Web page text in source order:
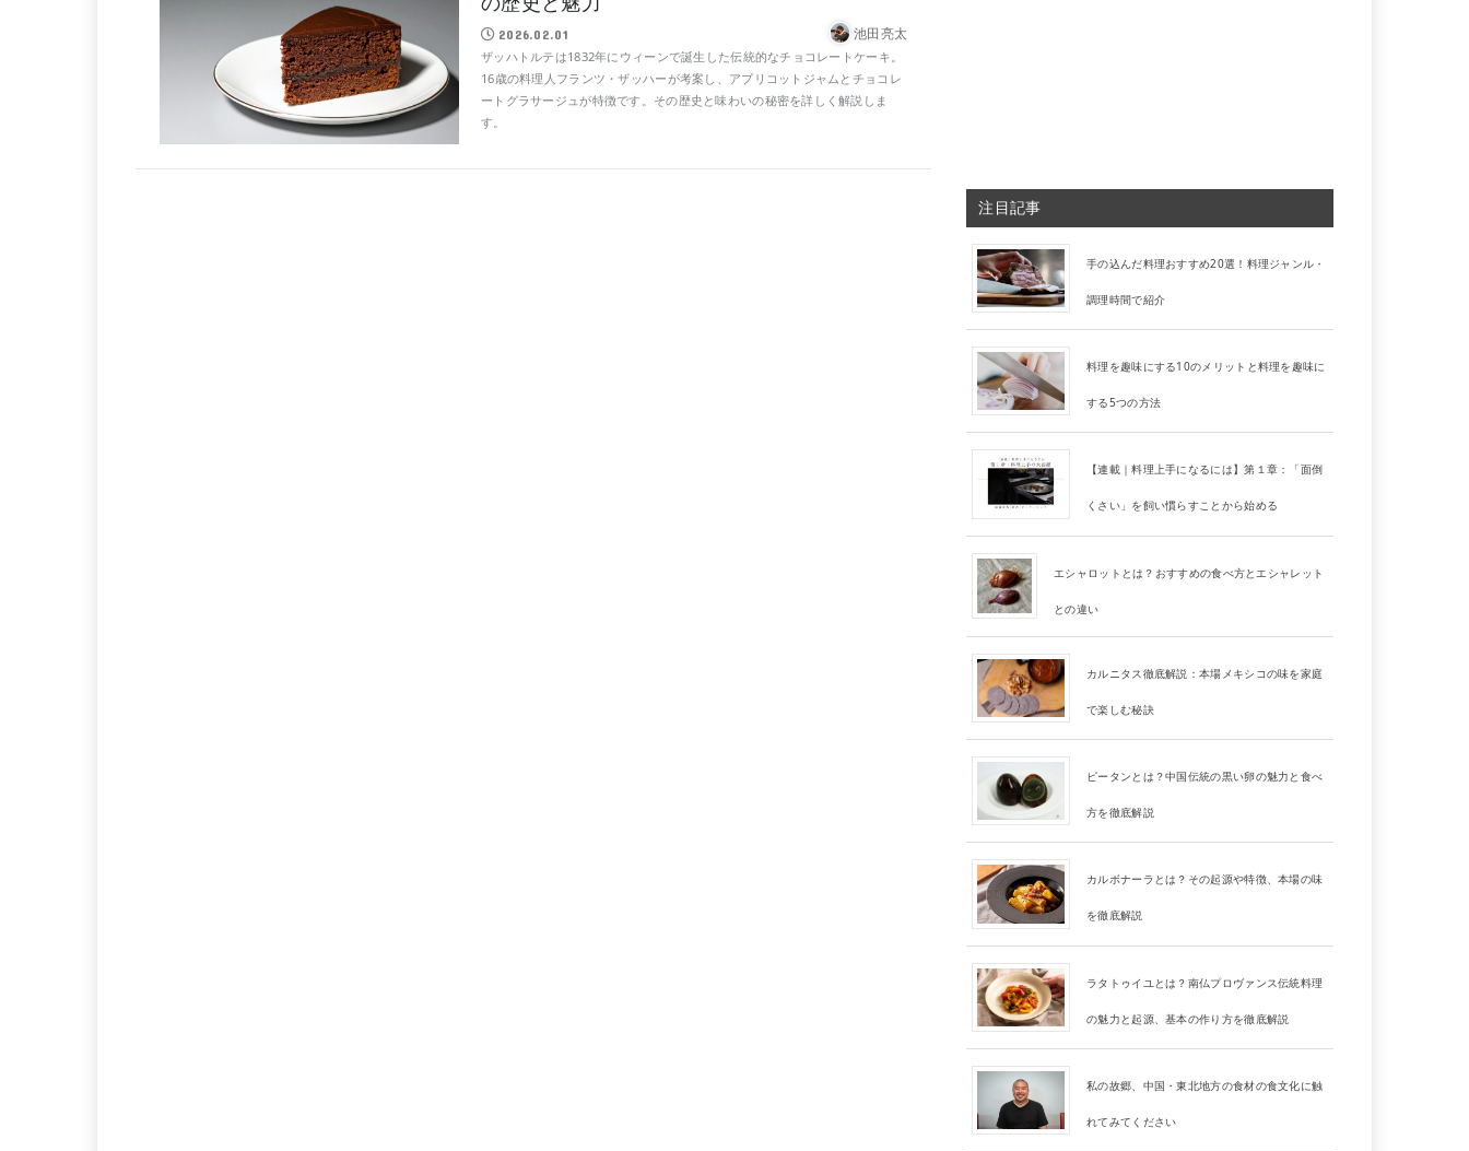
2026.02.01 池田亮太
ザッハトルテは1832年にウィーンで誕生した伝統的なチョコレートケーキ。
16歳の料理人フランツ・ザッハーが考案し、アプリコットジャムとチョコレ
ートグラサージュが特徴です。その歴史と味わいの秘密を詳しく解説しま
す。
注目記事
手の込んだ料理おすすめ20選！料理ジャンル・
調理時間で紹介
料理を趣味にする10のメリットと料理を趣味に
する5つの方法
【連載｜料理上手になるには】第１章：「面倒
くさい」を飼い慣らすことから始める
エシャロットとは？おすすめの食べ方とエシャレット
との違い
カルニタス徹底解説：本場メキシコの味を家庭
で楽しむ秘訣
ピータンとは？中国伝統の黒い卵の魅力と食べ
方を徹底解説
カルボナーラとは？その起源や特徴、本場の味
を徹底解説
ラタトゥイユとは？南仏プロヴァンス伝統料理
の魅力と起源、基本の作り方を徹底解説
私の故郷、中国・東北地方の食材の食文化に触
れてみてください